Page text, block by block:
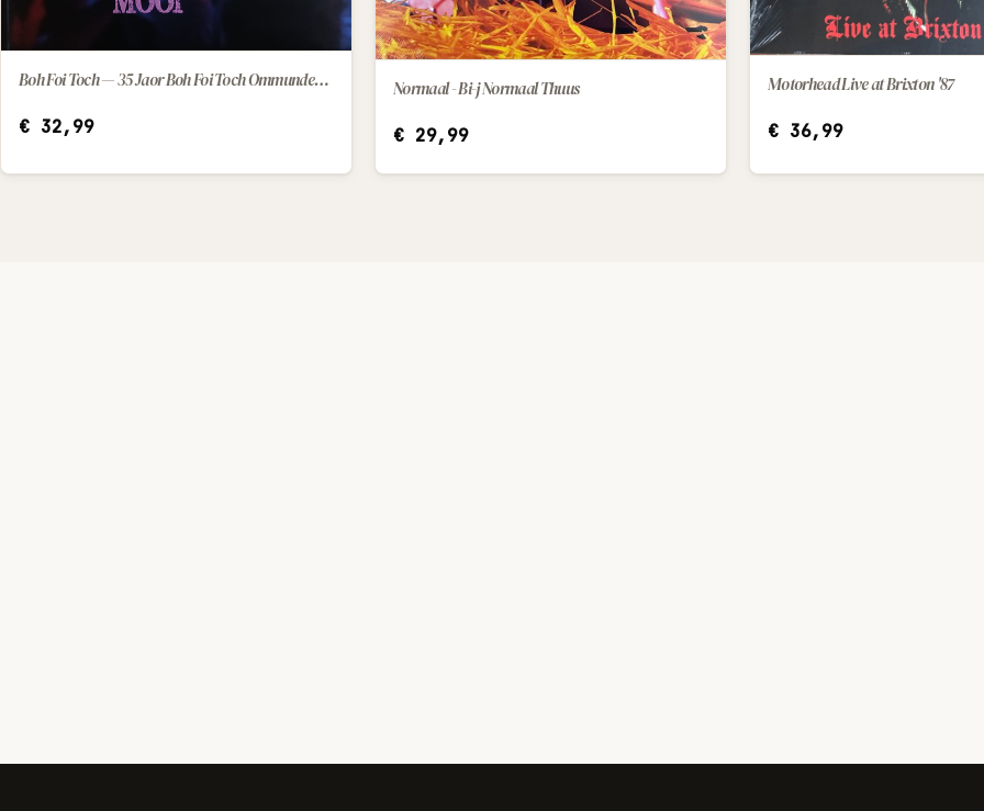
IN WINKELWAGEN Boh Foi Toch — 35 Jaor Boh Foi Toch Ommundeg Mooi (2025) [LP]
€32,99
IN WINKELWAGEN
Normaal - Bi-j Normaal Thuus
€29,99
IN WINKELWAGEN
Motorhead Live at Brixton '87
€36,99